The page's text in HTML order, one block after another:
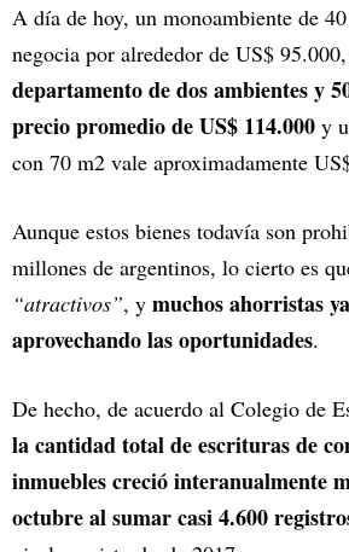
A día de hoy, un monoambiente de
negocia por alrededor de US$
departamento de dos ambientes y
precio promedio de US$ 114.000 y
con 70 m2 vale aproximadamente
Aunque estos bienes todavía son
millones de argentinos, lo cierto es
“atractivos”, y muchos ahorristas
aprovechando las oportunidades.
De hecho, de acuerdo al Colegio de
la cantidad total de escrituras de
inmuebles creció interanualmente
octubre al sumar casi 4.600